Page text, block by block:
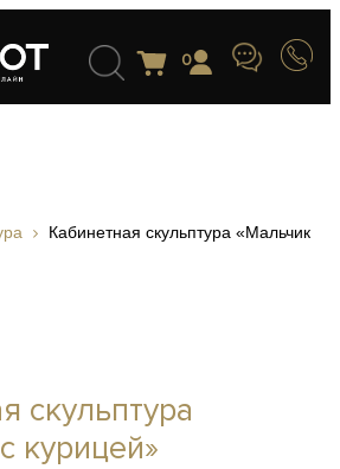
0
Кабинетная скульптура «Мальчик
скульптура
курицей»